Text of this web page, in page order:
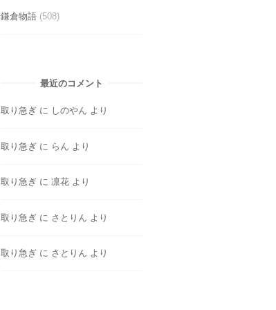
鎌倉物語(508)
最近のコメント
取り急ぎに しのやん より
取り急ぎに らん より
取り急ぎに 凛花より
取り急ぎに さとりん より
取り急ぎに さとりん より